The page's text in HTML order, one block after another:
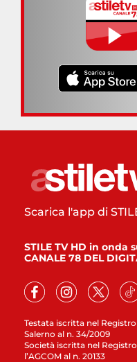
Testata iscritta nel
Salerno al n. 34/2009
Società iscritta nel
l’AGCOM al n. 20133
Scarica l'app di
STILE TV HD in onda
CANALE 78 DEL